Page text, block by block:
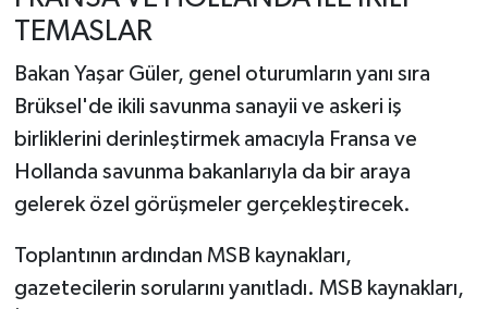
TEMASLAR
Bakan Yaşar Güler, genel oturumların yanı sıra
Brüksel'de ikili savunma sanayii ve askeri iş
birliklerini derinleştirmek amacıyla Fransa ve
Hollanda savunma bakanlarıyla da bir araya
gelerek özel görüşmeler gerçekleştirecek.
Toplantının ardından MSB kaynakları,
gazetecilerin sorularını yanıtladı. MSB kaynakları,